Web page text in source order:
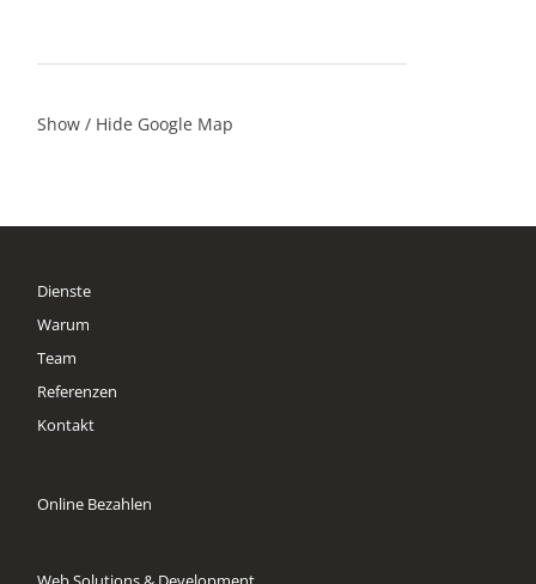
Show / Hide Google Map
Dienste
Warum
Team
Referenzen
Kontakt
Online Bezahlen